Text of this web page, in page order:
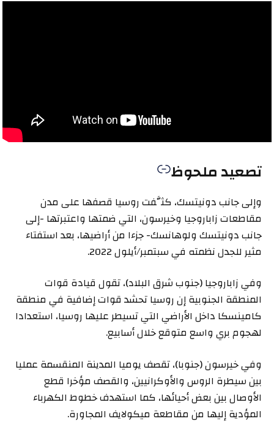
تصعيد ملحوظ
وإلى جانب دونيتسك، كثَّفت روسيا قصفها على مدن
مقاطعات زاباروجيا وخيرسون، التي ضمتها واعتبرتها -إلى
جانب دونيتسك ولوهانسك- جزءا من أراضيها، بعد استفتاء
مثير للجدل نظمته في سبتمبر/أيلول 2022.
وفي زاباروجيا (جنوب شرق البلاد)، تقول قيادة قوات
المنطقة الجنوبية إن روسيا تحشد قوات إضافية في منطقة
كامينسكا داخل الأراضي التي تسيطر عليها روسيا، استعدادا
لهجوم بري واسع متوقع خلال أسابيع.
وفي خيرسون (جنوبا)، تقصف يوميا المدينة المنقسمة عمليا
بين سيطرة الروس والأوكرانيين، والقصف مؤخرا قطع
الأوصال بين بعض أحيائها، كما استهدف خطوط الكهرباء
المؤدية إليها من مقاطعة ميكولايف المجاورة.